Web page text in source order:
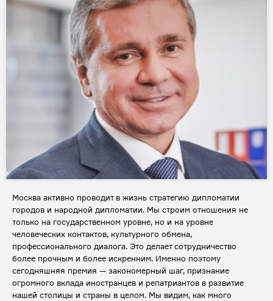
Москва активно проводит в жизнь стратегию дипломатии
городов и народной дипломатии. Мы строим отношения не
только на государственном уровне, но и на уровне
человеческих контактов, культурного обмена,
профессионального диалога. Это делает сотрудничество
более прочным и более искренним. Именно поэтому
сегодняшняя премия — закономерный шаг, признание
огромного вклада иностранцев и репатриантов в развитие
нашей столицы и страны в целом. Мы видим, как много